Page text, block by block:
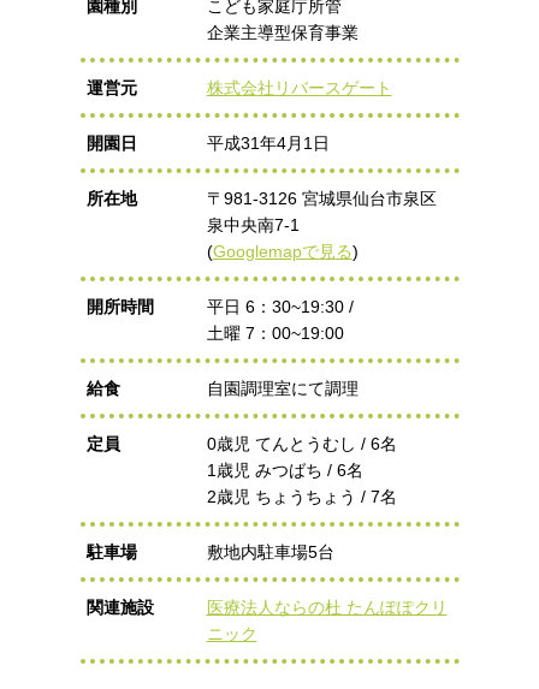
園種別
こども家庭庁所管
企業主導型保育事業
運営元 株式会社リバースゲート
開園日 平成31年4月1日
所在地
〒981-3126 宮城県仙台市泉区
泉中央南7-1
(Googlemapで見る)
開所時間
平日 6：30~19:30 /
土曜 7：00~19:00
給食 自園調理室にて調理
定員
0歳児 てんとうむし / 6名
1歳児 みつばち / 6名
2歳児 ちょうちょう / 7名
駐車場 敷地内駐車場5台
関連施設
医療法人ならの杜 たんぽぽクリ
ニック